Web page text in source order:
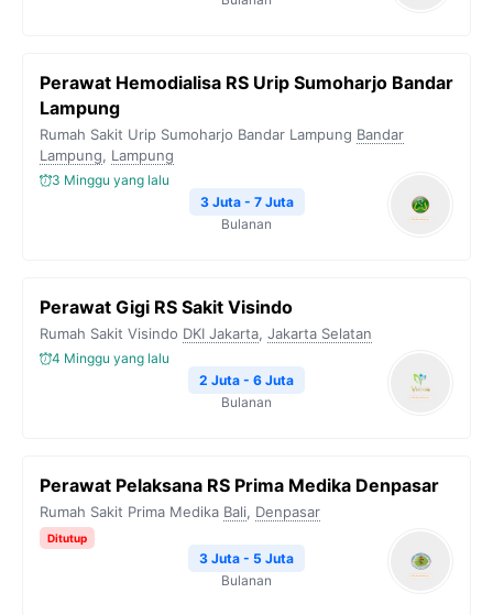
Perawat Hemodialisa RS Urip Sumoharjo Bandar
Lampung
Rumah Sakit Urip Sumoharjo Bandar Lampung Bandar
Lampung, Lampung
3 Minggu yang lalu
3 Juta - 7 Juta
Bulanan
Perawat Gigi RS Sakit Visindo
Rumah Sakit Visindo DKI Jakarta, Jakarta Selatan
4 Minggu yang lalu
2 Juta - 6 Juta
Bulanan
Perawat Pelaksana RS Prima Medika Denpasar
Rumah Sakit Prima Medika Bali, Denpasar
Ditutup
3 Juta - 5 Juta
Bulanan